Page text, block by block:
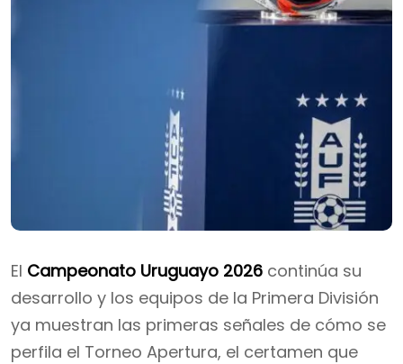
El Campeonato Uruguayo 2026 continúa su
desarrollo y los equipos de la Primera División
ya muestran las primeras señales de cómo se
perfila el Torneo Apertura, el certamen que